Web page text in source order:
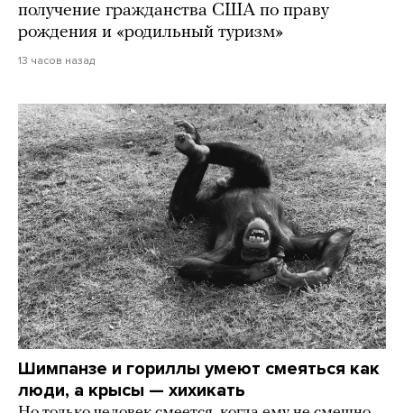
получение гражданства США по праву
рождения и «родильный туризм»
13 часов назад
Шимпанзе и гориллы умеют смеяться как
люди, а крысы — хихикать